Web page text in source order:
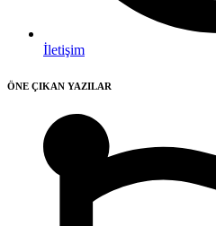
İletişim
ÖNE ÇIKAN YAZILAR